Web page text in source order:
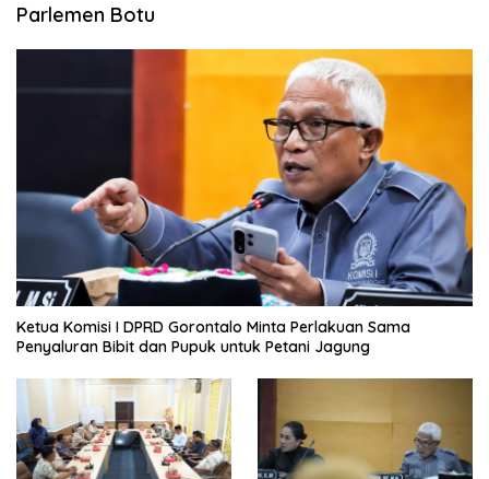
Parlemen Botu
Ketua Komisi I DPRD Gorontalo Minta Perlakuan Sama
Penyaluran Bibit dan Pupuk untuk Petani Jagung